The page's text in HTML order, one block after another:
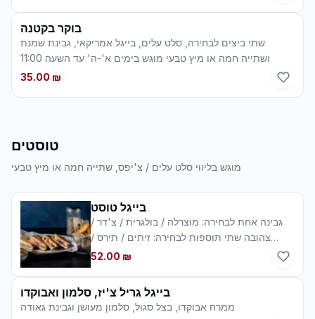
בוקר בקטנה
שתי ביצים לבחירה, סלט עלים, בייגל אמריקאי, גבינת שמנת
ושתייה חמה או מיץ טבעי מוגש בימים א'-ה' עד השעה 11:00
35.00 ₪
טוסטים
מוגש בליווי סלט עלים / צ'יפס, שתייה חמה או מיץ טבעי
בייגל טוסט
גבינה אחת לבחירה: מוצרלה / בולגרית / צ'דר /
צהובה שתי תוספות לבחירה: זיתים / תירס /
פסטו / פטריות / אבוקדו /שרי קונפי / בצל מטוגן /
52.00 ₪
בייגל גריל צ'יז, סלמון ואבוקדו
ממרח אבוקדו, בצל סגול, סלמון מעושן וגבינת גאודה